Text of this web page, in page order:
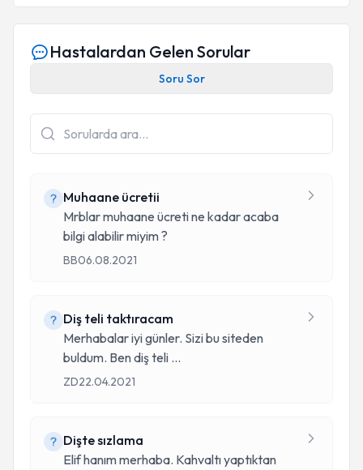
Hastalardan Gelen Sorular
Soru Sor
Muhaane ücretii
Mrblar muhaane ücreti ne kadar acaba
bilgi alabilir miyim ?
BB06.08.2021
Diş teli taktıracam
Merhabalar iyi günler. Sizi bu siteden
buldum. Ben diş teli ...
ZD22.04.2021
Dişte sızlama
Elif hanım merhaba. Kahvaltı yaptıktan